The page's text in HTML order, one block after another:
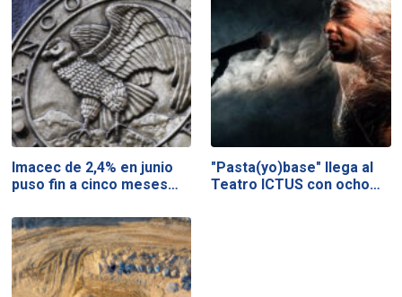
Imacec de 2,4% en junio
puso fin a cinco meses…
"Pasta(yo)base" llega al
Teatro ICTUS con ocho…